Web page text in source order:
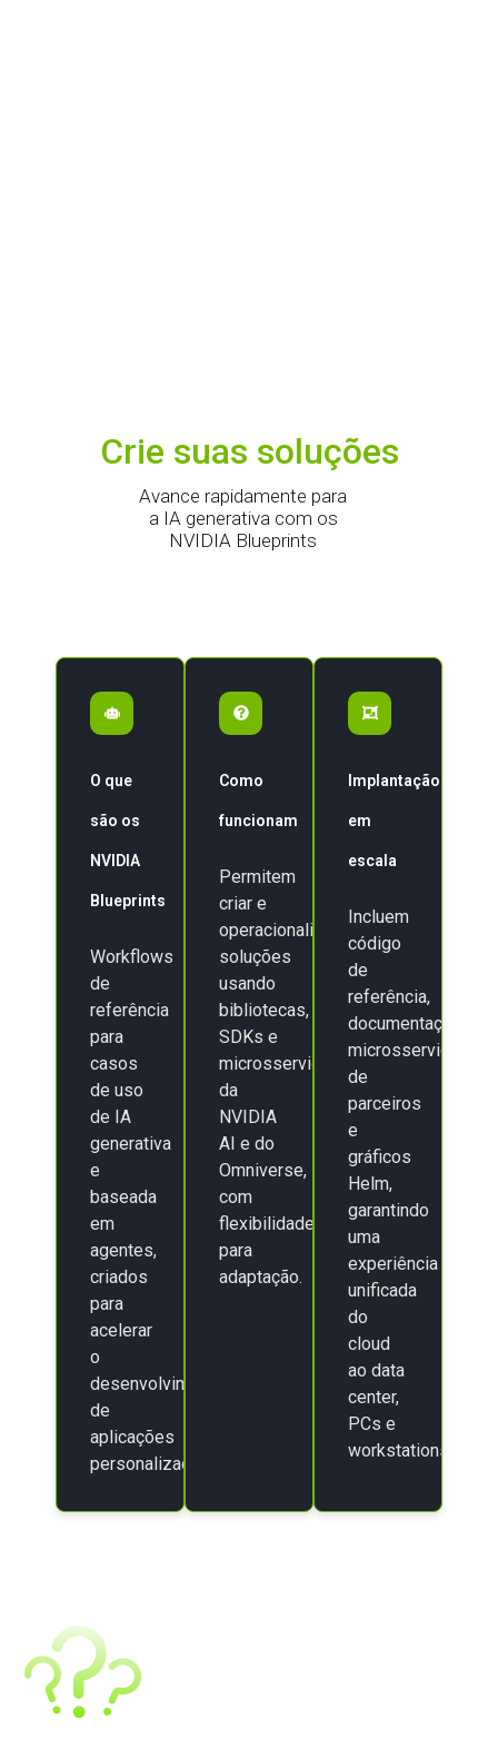
Crie suas soluções
Avance rapidamente para
a IA generativa com os
NVIDIA Blueprints
O que
são os
NVIDIA
Blueprints
Workflows
de
referência
para
casos
de uso
de IA
generativa
e
baseada
em
agentes,
criados
para
acelerar
o
desenvolvimento
de
aplicações
personalizadas.
Como
funcionam
Permitem
criar e
operacionalizar
soluções
usando
bibliotecas,
SDKs e
microsserviços
da
NVIDIA
AI e do
Omniverse,
com
flexibilidade
para
adaptação.
Implantação
em
escala
Incluem
código
de
referência,
documentação,
microsserviços
de
parceiros
e
gráficos
Helm,
garantindo
uma
experiência
unificada
do
cloud
ao data
center,
PCs e
workstations.